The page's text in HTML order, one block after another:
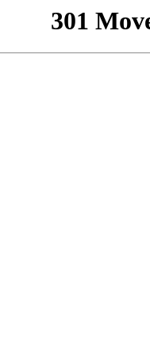
301